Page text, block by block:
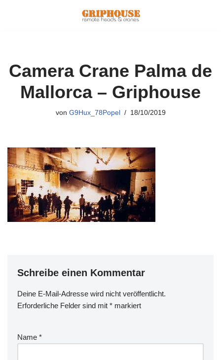
Camera Crane Palma de
Mallorca – Griphouse
von G9Hux_78Popel 18/10/2019
Schreibe einen Kommentar
Deine E-Mail-Adresse wird nicht veröffentlicht.
Erforderliche Felder sind mit * markiert
Name *